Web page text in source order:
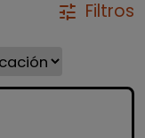
tune Filtros